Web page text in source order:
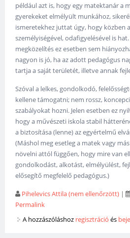
például azt is, hogy egy matektanár a
gyerekeket elmélyült munkához,
ismeretekhez juttat úgy, hogy közben
személyiségével, odafigyelésével is
megközelítés ez esetben sem
nagyon is jó, ha az adott pedagógus
tartja a saját területét, illetve annak
Szóval a lelkes, gondolkodó,
kellene támogatni; nem rossz,
szabályokat hozni. Jelen esetben ez
hogy a művészeti iskola stabil
a biztosítása (lenne) az egyértelmű
(Máshol meg esetleg a matek vagy
növelni attól függően, hogy mire van
gondolkodást, alkotást, elmélyülést,
elősegítő megfelelő pedagógus.)
Pihelevics Attila (nem ellenőrzött) |
Permalink
A hozzászóláshoz regisztráció és